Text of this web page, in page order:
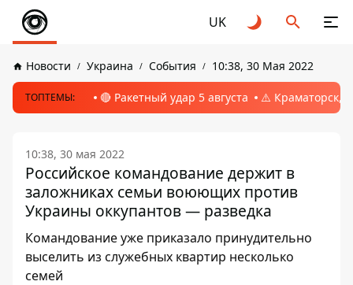
UK
Новости Украина События 10:38, 30 Мая 2022
ТОПТЕМЫ: 🔴 Ракетный удар 5 августа ⚠️ Краматорск,
10:38, 30 мая 2022
Российское командование держит в
заложниках семьи воюющих против
Украины оккупантов — разведка
Командование уже приказало принудительно
выселить из служебных квартир несколько
семей